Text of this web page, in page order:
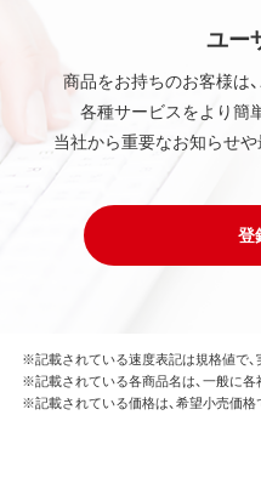
ユー
商品をお持ちのお客様は
各種サービスをより簡
当社から重要なお知らせ
登
※記載されている速度表記は規格値で、
※記載されている各商品名は、一般に各
※記載されている価格は、希望小売価格